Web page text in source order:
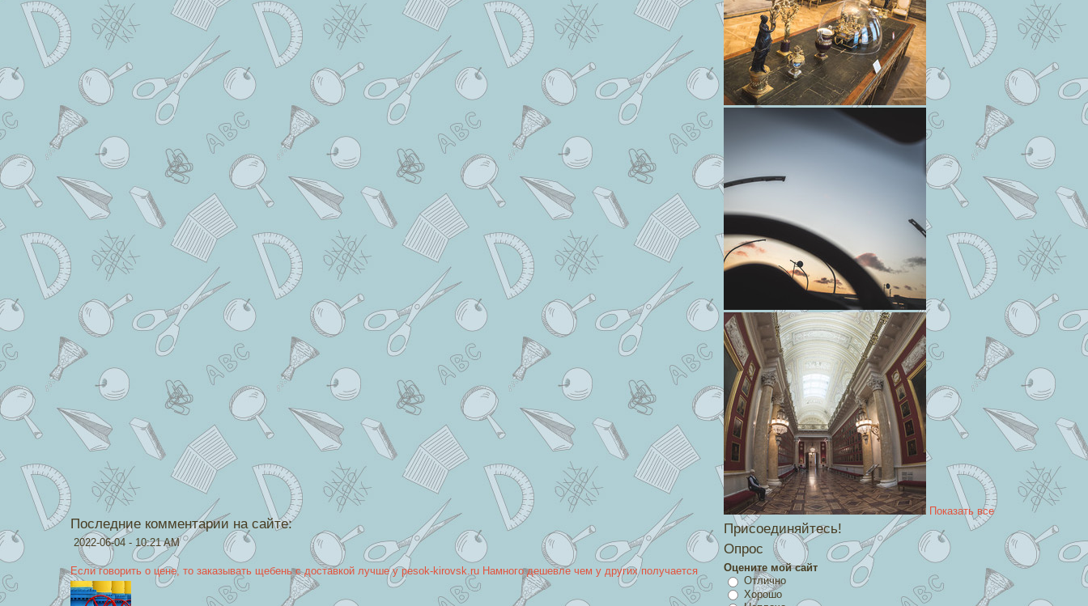
Показать все
Присоединяйтесь!
Опрос
Оцените мой сайт
Отлично
Хорошо
Последние комментарии на сайте:
2022-06-04 - 10:21 AM
Если говорить о цене, то заказывать щебень с доставкой лучше у pesok-kirovsk.ru Намного дешевле чем у других получается